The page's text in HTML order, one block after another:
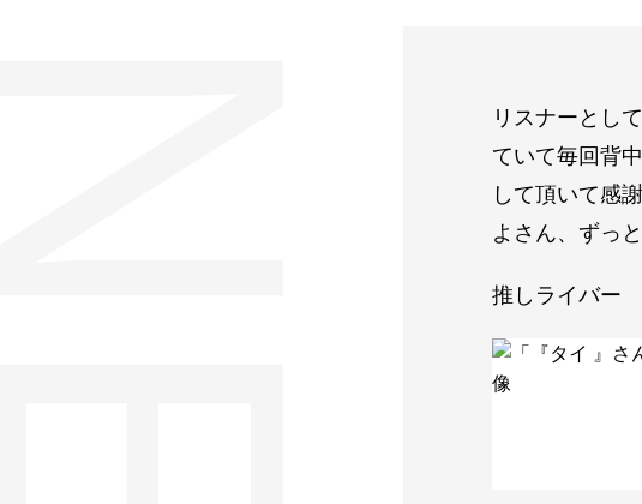
リスナーとし
ていて毎回背
して頂いて感
よさん、ずっ
推しライバー